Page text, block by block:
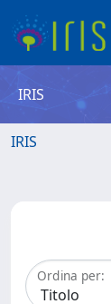
IRIS
IRIS
Ordina per: